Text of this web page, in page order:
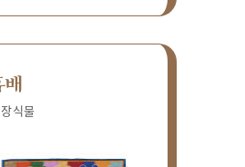
배
식물